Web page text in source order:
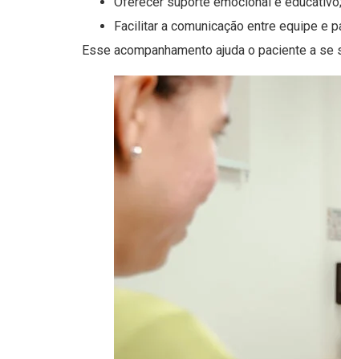
Facilitar a comunicação entre equipe e
Esse acompanhamento ajuda o paciente a se